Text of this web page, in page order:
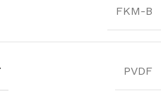
FKM-B
PVDF